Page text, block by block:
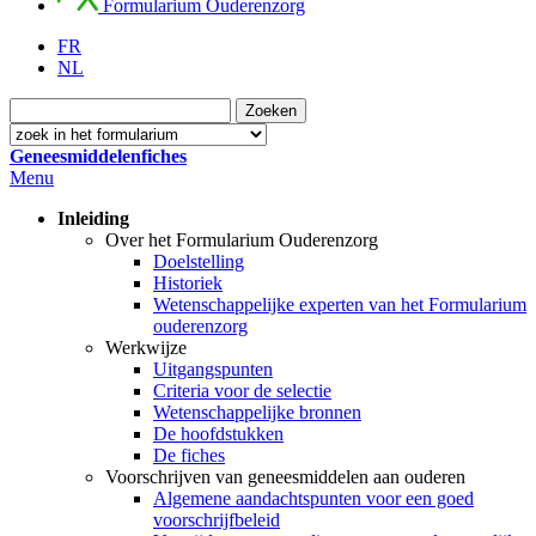
Formularium Ouderenzorg
FR
NL
Geneesmiddelenfiches
Menu
Inleiding
Over het Formularium Ouderenzorg
Doelstelling
Historiek
Wetenschappelijke experten van het Formularium
ouderenzorg
Werkwijze
Uitgangspunten
Criteria voor de selectie
Wetenschappelijke bronnen
De hoofdstukken
De fiches
Voorschrijven van geneesmiddelen aan ouderen
Algemene aandachtspunten voor een goed
voorschrijfbeleid